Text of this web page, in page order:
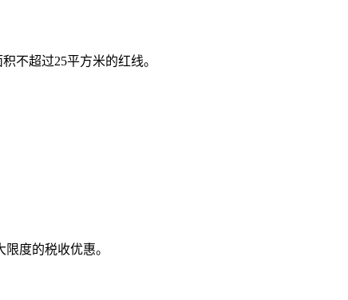
不超过25平方米的红线。
度的税收优惠。